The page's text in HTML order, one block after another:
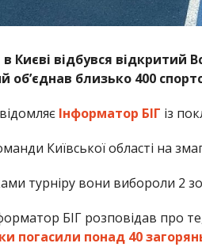
Києві відбувся відкритий
об’єднав близько 400
Інформатор БІГ із
Київської області на
турніру вони вибороли 2
БІГ розповідав про
погасили понад 40